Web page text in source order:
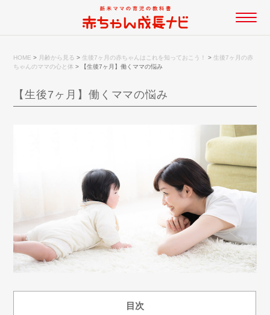
HOME > 月齢から見る >生後7ヶ月の赤ちゃんはこれを知っておこう！ >生後7ヶ月の赤
ちゃんのママの心と体 > 【生後7ヶ月】働くママの悩み
【生後7ヶ月】働くママの悩み
目次